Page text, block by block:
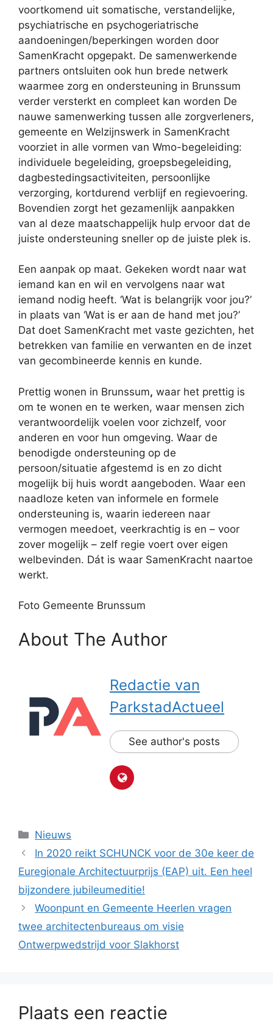
voortkomend uit somatische, verstandelijke,
psychiatrische en psychogeriatrische
aandoeningen/beperkingen worden door
SamenKracht opgepakt. De samenwerkende
partners ontsluiten ook hun brede netwerk
waarmee zorg en ondersteuning in Brunssum
verder versterkt en compleet kan worden De
nauwe samenwerking tussen alle zorgverleners,
gemeente en Welzijnswerk in SamenKracht
voorziet in alle vormen van Wmo-begeleiding:
individuele begeleiding, groepsbegeleiding,
dagbestedingsactiviteiten, persoonlijke
verzorging, kortdurend verblijf en regievoering.
Bovendien zorgt het gezamenlijk aanpakken
van al deze maatschappelijk hulp ervoor dat de
juiste ondersteuning sneller op de juiste plek is.
Een aanpak op maat. Gekeken wordt naar wat
iemand kan en wil en vervolgens naar wat
iemand nodig heeft. ‘Wat is belangrijk voor jou?’
in plaats van ‘Wat is er aan de hand met jou?’
Dat doet SamenKracht met vaste gezichten, het
betrekken van familie en verwanten en de inzet
van gecombineerde kennis en kunde.
Prettig wonen in Brunssum, waar het prettig is
om te wonen en te werken, waar mensen zich
verantwoordelijk voelen voor zichzelf, voor
anderen en voor hun omgeving. Waar de
benodigde ondersteuning op de
persoon/situatie afgestemd is en zo dicht
mogelijk bij huis wordt aangeboden. Waar een
naadloze keten van informele en formele
ondersteuning is, waarin iedereen naar
vermogen meedoet, veerkrachtig is en – voor
zover mogelijk – zelf regie voert over eigen
welbevinden. Dát is waar SamenKracht naartoe
werkt.
Foto Gemeente Brunssum
About The Author
Redactie van
ParkstadActueel
See author's posts
Categorieën
Nieuws
In 2020 reikt SCHUNCK voor de 30e keer de
Euregionale Architectuurprijs (EAP) uit. Een heel
bijzondere jubileumeditie!
Woonpunt en Gemeente Heerlen vragen
twee architectenbureaus om visie
Ontwerpwedstrijd voor Slakhorst
Plaats een reactie